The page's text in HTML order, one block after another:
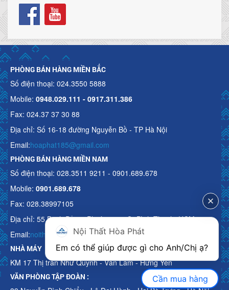
PHÒNG BÁN HÀNG MIỀN BẮC
Số điện thoại: 024.3550 5888
Mobile: 0948.029.111 - 0917.311.386
Fax: 024.37 37 30 88
Địa chỉ: Số 16-18 đường Nguyễn Bồ - TP Hà Nội
Email:hoaphat185@gmail.com
PHÒNG BÁN HÀNG MIỀN NAM
Số điện thoại: 028.3511 9211 - 0901.689.678
Mobile: 0901.689.678
Fax: 028.38997105
Địa chỉ: 55 Bạch Đằng, Phường 15, Q. Bình Thạnh, HCM
Email:noithathoaphattot@gmail.com
NHÀ MÁY
KM 17 Thị trấn Như Quỳnh - Văn Lâm - Hưng Yên
VĂN PHÒNG TẬP ĐOÀN :
Nội Thất Hòa Phát
Cần mua hàng